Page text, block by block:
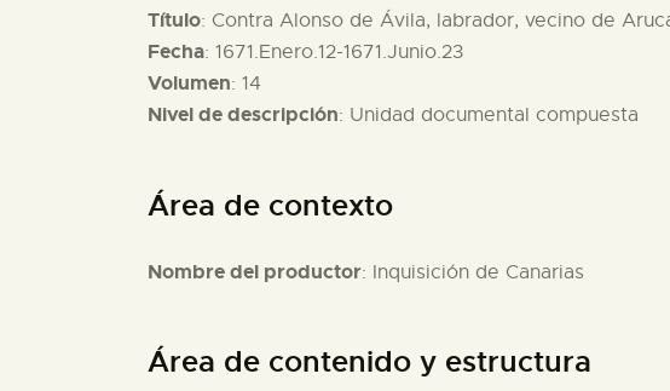
Título: Contra Alonso de Ávila, labrador, vecino de
Fecha: 1671.Enero.12-1671.Junio.23
Volumen: 14
Nivel de descripción: Unidad documental compuesta
Área de contexto
Nombre del productor: Inquisición de Canarias
Área de contenido y estructura